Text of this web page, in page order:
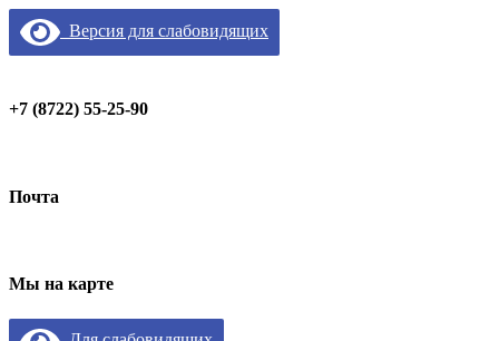
Версия для слабовидящих
+7 (8722) 55-25-90
Почта
Мы на карте